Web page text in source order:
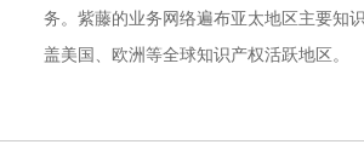
务。紫藤的业务网络遍布亚太地区主要知
盖美国、欧洲等全球知识产权活跃地区。